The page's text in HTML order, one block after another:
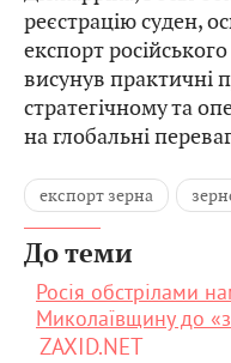
реєстрацію суден,
експорт
висунув практичні
стратегічному та
на глобальні
експорт зерна
До теми
Росія обстрілами
Миколаївщину до
ZAXID.NET